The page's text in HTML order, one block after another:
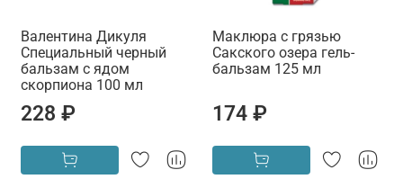
Валентина Дикуля
Специальный черный
бальзам с ядом
скорпиона 100 мл
228 ₽
Маклюра с грязью
Сакского озера гель-
бальзам 125 мл
174 ₽